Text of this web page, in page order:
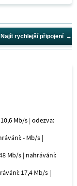
Najít rychlejší připojení
Mb/s | odezva:
- Mb/s |
Mb/s | nahrávání:
17,4 Mb/s |